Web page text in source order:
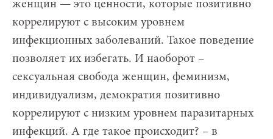
женщин — это ценности, которые позитивно
коррелируют с высоким уровнем
инфекционных заболеваний. Такое поведение
позволяет их избегать. И наоборот –
сексуальная свобода женщин, феминизм,
индивидуализм, демократия позитивно
коррелируют с низким уровнем паразитарных
инфекций. А где такое происходит? – в